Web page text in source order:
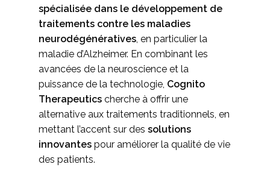
spécialisée dans le développement de
traitements contre les maladies
neurodégénératives , en particulier la
maladie d’Alzheimer. En combinant les
avancées de la neuroscience et la
puissance de la technologie, Cognito
Therapeutics cherche à offrir une
alternative aux traitements traditionnels, en
mettant l’accent sur des solutions
innovantes pour améliorer la qualité de vie
des patients.